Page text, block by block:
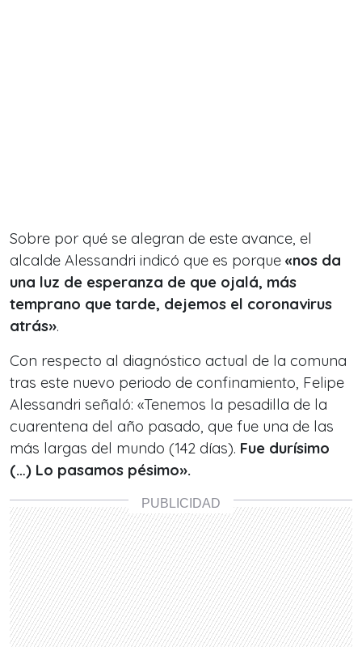
Sobre por qué se alegran de este avance, el
alcalde Alessandri indicó que es porque «nos da
una luz de esperanza de que ojalá, más
temprano que tarde, dejemos el coronavirus
atrás».
Con respecto al diagnóstico actual de la comuna
tras este nuevo periodo de confinamiento, Felipe
Alessandri señaló: «Tenemos la pesadilla de la
cuarentena del año pasado, que fue una de las
más largas del mundo (142 días). Fue durísimo
(…) Lo pasamos pésimo».